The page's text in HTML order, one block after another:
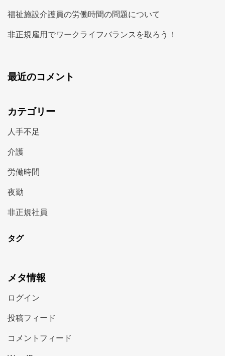
福祉施設介護員の労働時間の問題について
非正規雇用でワークライフバランスを取ろう！
最近のコメント
カテゴリー
人手不足
介護
労働時間
夜勤
非正規社員
タグ
メタ情報
ログイン
投稿フィード
コメントフィード